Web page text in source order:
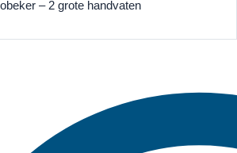
– 2 grote handvaten